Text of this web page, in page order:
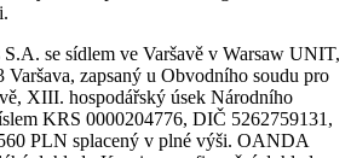
se sídlem ve Varšavě v Warsaw UNIT,
Varšava, zapsaný u Obvodního soudu pro
XIII. hospodářský úsek Národního
KRS 0000204776, DIČ 5262759131,
PLN splacený v plné výši. OANDA